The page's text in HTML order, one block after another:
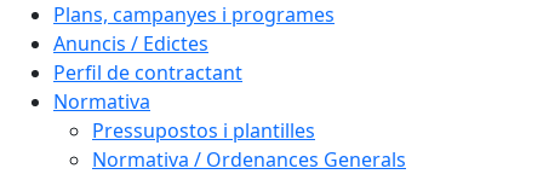
Plans, campanyes i programes
Anuncis / Edictes
Perfil de contractant
Normativa
Pressupostos i plantilles
Normativa / Ordenances Generals